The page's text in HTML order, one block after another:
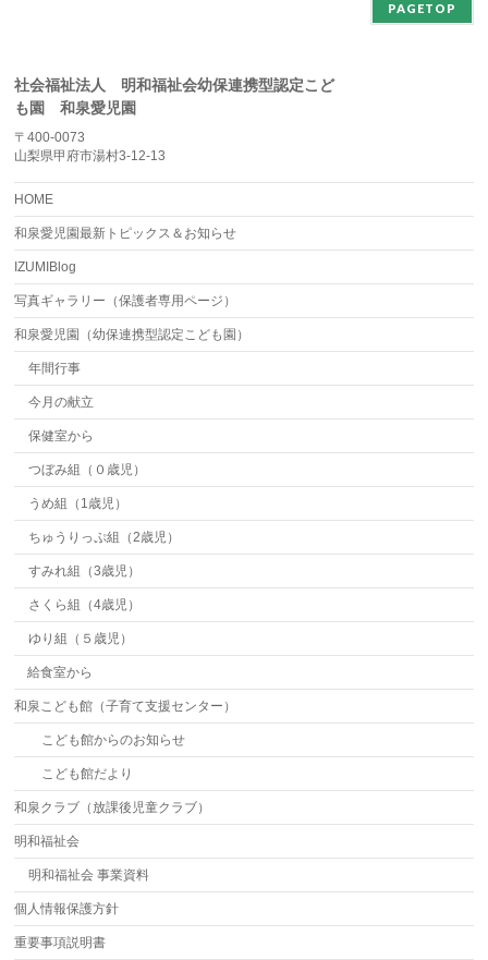
PAGETOP
社会福祉法人 明和福祉会幼保連携型認定こど
も園 和泉愛児園
〒400-0073
山梨県甲府市湯村3-12-13
HOME
和泉愛児園最新トピックス＆お知らせ
IZUMIBlog
写真ギャラリー（保護者専用ページ）
和泉愛児園（幼保連携型認定こども園）
年間行事
今月の献立
保健室から
つぼみ組（０歳児）
うめ組（1歳児）
ちゅうりっぷ組（2歳児）
すみれ組（3歳児）
さくら組（4歳児）
ゆり組（５歳児）
給食室から
和泉こども館（子育て支援センター）
こども館からのお知らせ
こども館だより
和泉クラブ（放課後児童クラブ）
明和福祉会
明和福祉会 事業資料
個人情報保護方針
重要事項説明書